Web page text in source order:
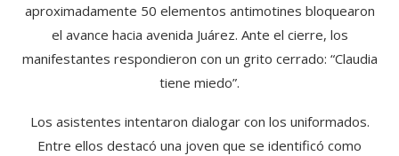
aproximadamente 50 elementos antimotines bloquearon
el avance hacia avenida Juárez. Ante el cierre, los
manifestantes respondieron con un grito cerrado: “Claudia
tiene miedo”.
Los asistentes intentaron dialogar con los uniformados.
Entre ellos destacó una joven que se identificó como